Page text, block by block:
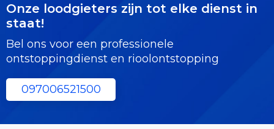
Onze loodgieters zijn tot elke dienst in
staat!
Bel ons voor een professionele
ontstoppingdienst en rioolontstopping
097006521500